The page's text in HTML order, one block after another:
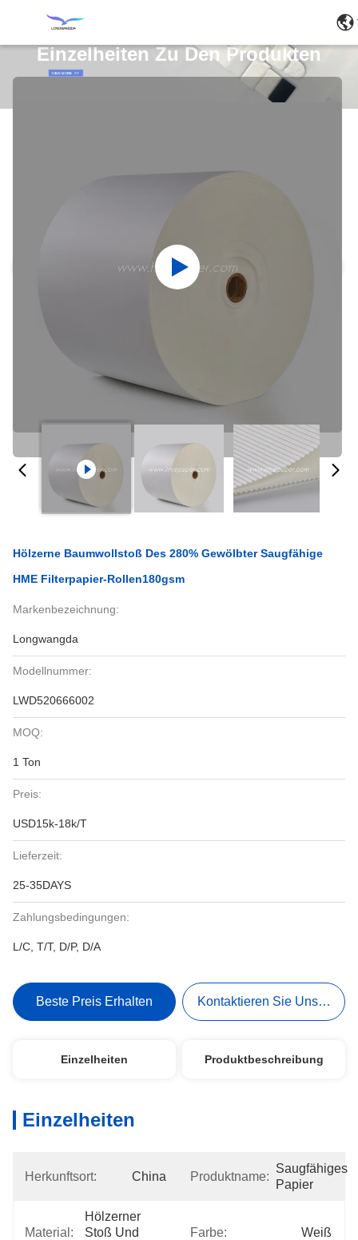
Einzelheiten Zu Den Produkten
Hölzerne Baumwollstoß Des 280% Gewölbter Saugfähige
HME Filterpapier-Rollen180gsm
Markenbezeichnung:
Longwangda
Modellnummer:
LWD520666002
MOQ:
1 Ton
Preis:
USD15k-18k/T
Lieferzeit:
25-35DAYS
Zahlungsbedingungen:
L/C, T/T, D/P, D/A
Beste Preis Erhalten Kontaktieren Sie Uns Jetzt
Einzelheiten Produktbeschreibung
Einzelheiten
Herkunftsort: China Produktname:
Saugfähiges
Papier
Material:
Hölzerner
Stoß Und
Farbe: Weiß